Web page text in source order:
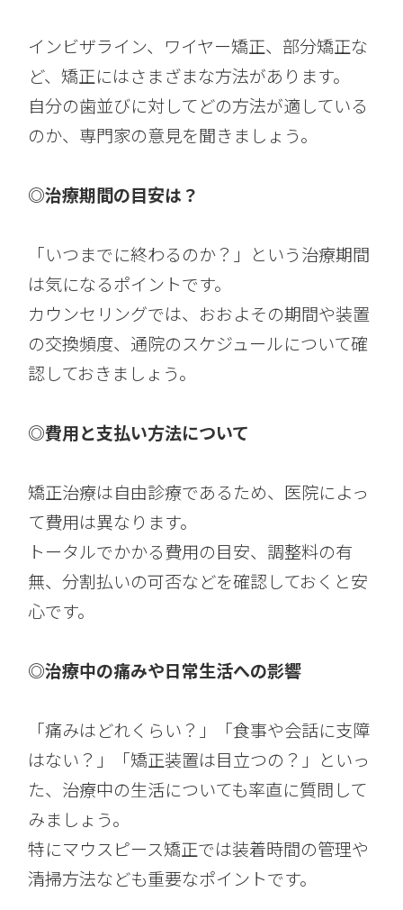
インビザライン、ワイヤー矯正、部分矯正な
ど、矯正にはさまざまな方法があります。
自分の歯並びに対してどの方法が適している
のか、専門家の意見を聞きましょう。
◎治療期間の目安は？
「いつまでに終わるのか？」という治療期間
は気になるポイントです。
カウンセリングでは、おおよその期間や装置
の交換頻度、通院のスケジュールについて確
認しておきましょう。
◎費用と支払い方法について
矯正治療は自由診療であるため、医院によっ
て費用は異なります。
トータルでかかる費用の目安、調整料の有
無、分割払いの可否などを確認しておくと安
心です。
◎治療中の痛みや日常生活への影響
「痛みはどれくらい？」「食事や会話に支障
はない？」「矯正装置は目立つの？」といっ
た、治療中の生活についても率直に質問して
みましょう。
特にマウスピース矯正では装着時間の管理や
清掃方法なども重要なポイントです。